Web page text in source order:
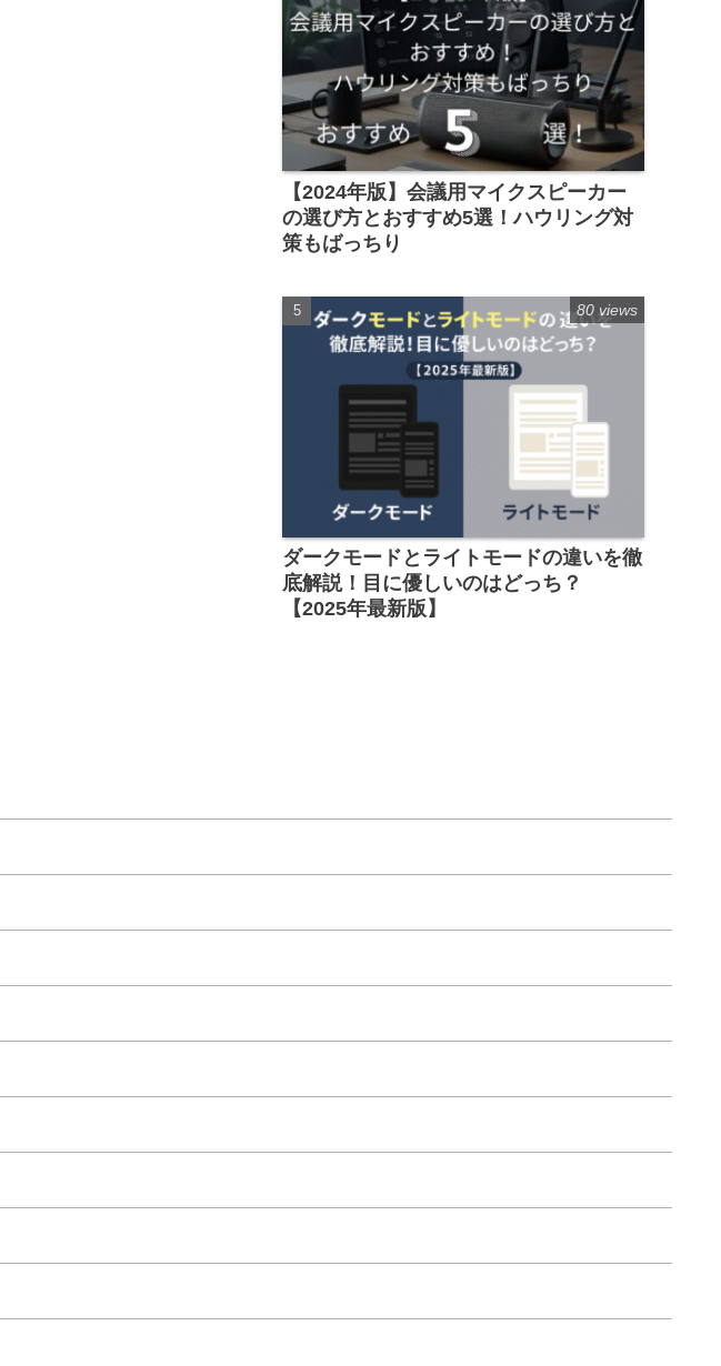
【2024年版】会議用マイクスピーカー
の選び方とおすすめ5選！ハウリング対
策もばっちり
ダークモードとライトモードの違いを徹
底解説！目に優しいのはどっち？
【2025年最新版】
80 views